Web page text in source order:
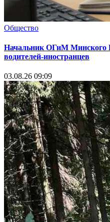
Общество
Начальник ОГиМ
водителей-иностранцев
03.08.26 09:09